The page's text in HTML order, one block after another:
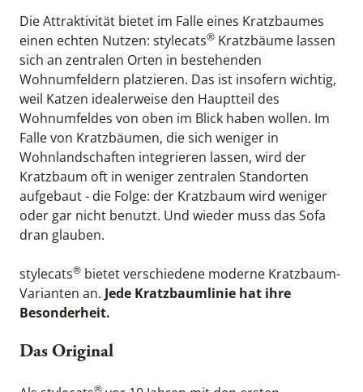
Die Attraktivität bietet im Falle eines Kratzbaumes
einen echten Nutzen: stylecats® Kratzbäume lassen
sich an zentralen Orten in bestehenden
Wohnumfeldern platzieren. Das ist insofern wichtig,
weil Katzen idealerweise den Hauptteil des
Wohnumfeldes von oben im Blick haben wollen. Im
Falle von Kratzbäumen, die sich weniger in
Wohnlandschaften integrieren lassen, wird der
Kratzbaum oft in weniger zentralen Standorten
aufgebaut - die Folge: der Kratzbaum wird weniger
oder gar nicht benutzt. Und wieder muss das Sofa
dran glauben.
stylecats® bietet verschiedene moderne Kratzbaum-
Varianten an. Jede Kratzbaumlinie hat ihre
Besonderheit.
Das Original
®